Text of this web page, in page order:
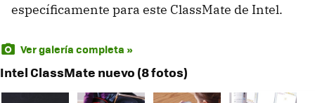
específicamente para este ClassMate de Intel.
Ver galería completa »
Intel ClassMate nuevo (8 fotos)